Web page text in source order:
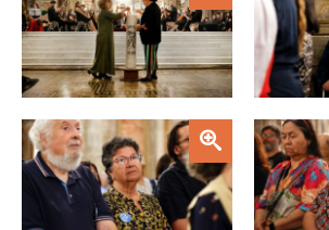
Zoom Zoom